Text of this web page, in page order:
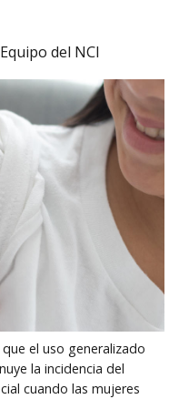
del NCI
el uso generalizado
la incidencia del
cuando las mujeres